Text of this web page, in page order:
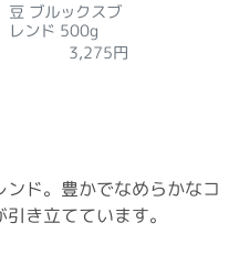
豆 ブルックスブ
レンド 500g
3,275円
ド。豊かでなめらかなコ
き立てています。